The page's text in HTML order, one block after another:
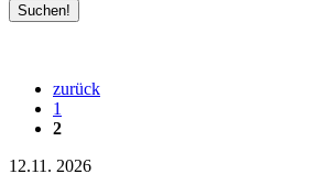
zurück
1
2
12.11. 2026